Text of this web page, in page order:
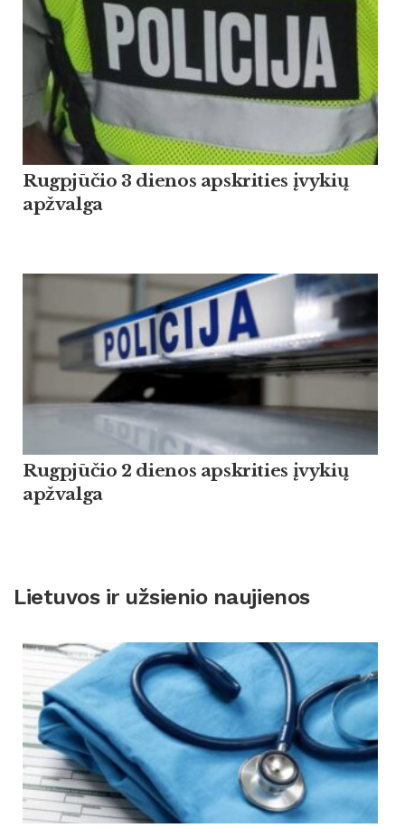
Rugpjūčio 3 dienos apskrities įvykių
apžvalga
Rugpjūčio 2 dienos apskrities įvykių
apžvalga
Lietuvos ir užsienio naujienos